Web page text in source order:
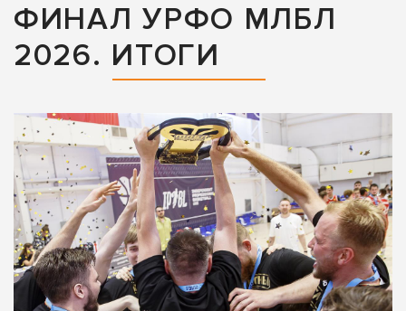
ФИНАЛ УРФО МЛБЛ
2026. ИТОГИ